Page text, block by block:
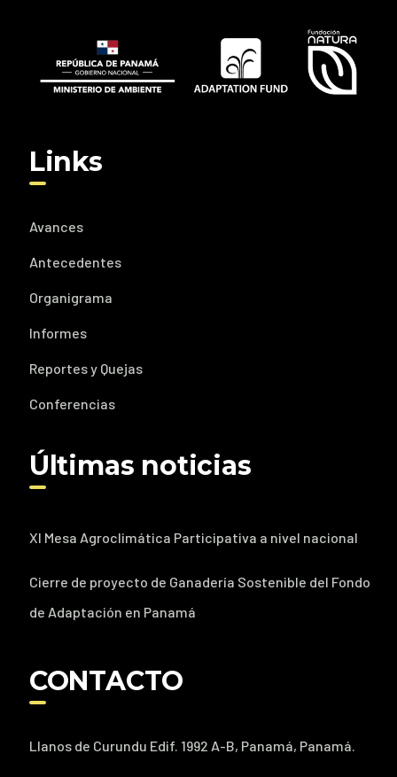
Links
Avances
Antecedentes
Organigrama
Informes
Reportes y Quejas
Conferencias
Últimas noticias
XI Mesa Agroclimática Participativa a nivel nacional
Cierre de proyecto de Ganadería Sostenible del Fondo
de Adaptación en Panamá
CONTACTO
Llanos de Curundu Edif. 1992 A-B, Panamá, Panamá.